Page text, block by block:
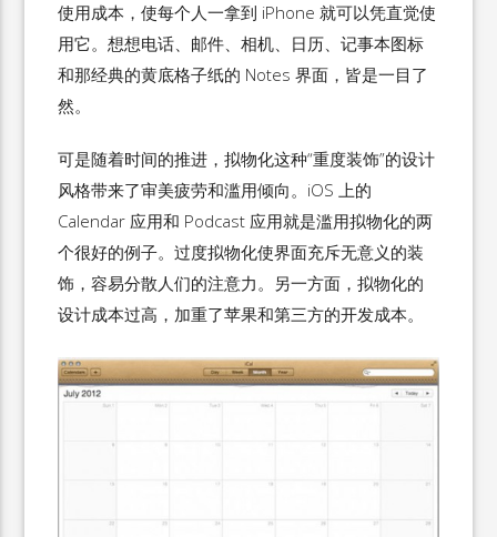
使用成本，使每个人一拿到 iPhone 就可以凭直觉使
用它。想想电话、邮件、相机、日历、记事本图标
和那经典的黄底格子纸的 Notes 界面，皆是一目了
然。
可是随着时间的推进，拟物化这种“重度装饰”的设计
风格带来了审美疲劳和滥用倾向。iOS 上的
Calendar 应用和 Podcast 应用就是滥用拟物化的两
个很好的例子。过度拟物化使界面充斥无意义的装
饰，容易分散人们的注意力。另一方面，拟物化的
设计成本过高，加重了苹果和第三方的开发成本。